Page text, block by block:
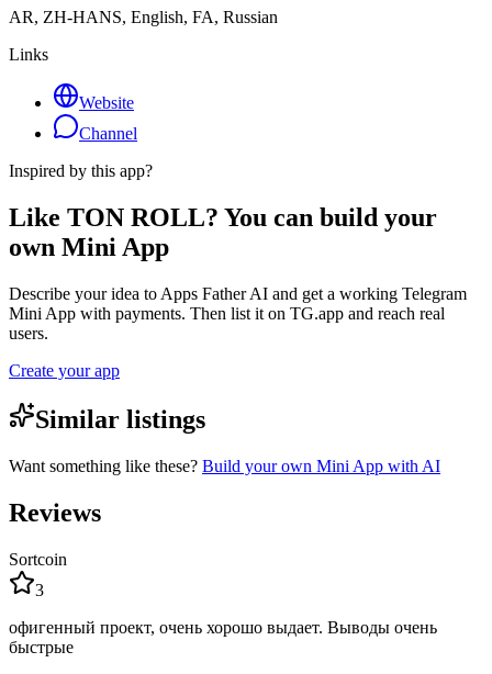
AR, ZH-HANS, English, FA, Russian
Links
Website
Channel
Inspired by this app?
Like TON ROLL? You can build your
own Mini App
Describe your idea to Apps Father AI and get a working Telegram
Mini App with payments. Then list it on TG.app and reach real
users.
Create your app
Similar listings
Want something like these? Build your own Mini App with AI
Reviews
Sortcoin
3
офигенный проект, очень хорошо выдает. Выводы очень
быстрые